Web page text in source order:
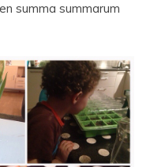
summa summarum